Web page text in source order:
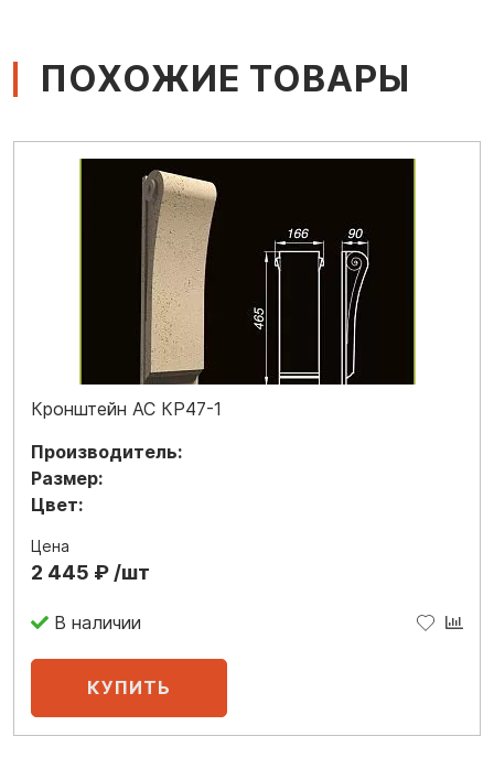
ПОХОЖИЕ ТОВАРЫ
Кронштейн АС КР47-1
Производитель:
Размер:
Цвет:
Цена
2 445 ₽ /шт
В наличии